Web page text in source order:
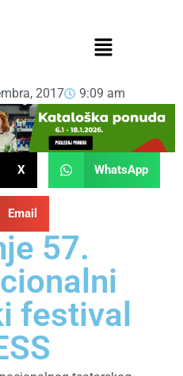
2017 9:09 am
X WhatsApp
Email
57.
festival